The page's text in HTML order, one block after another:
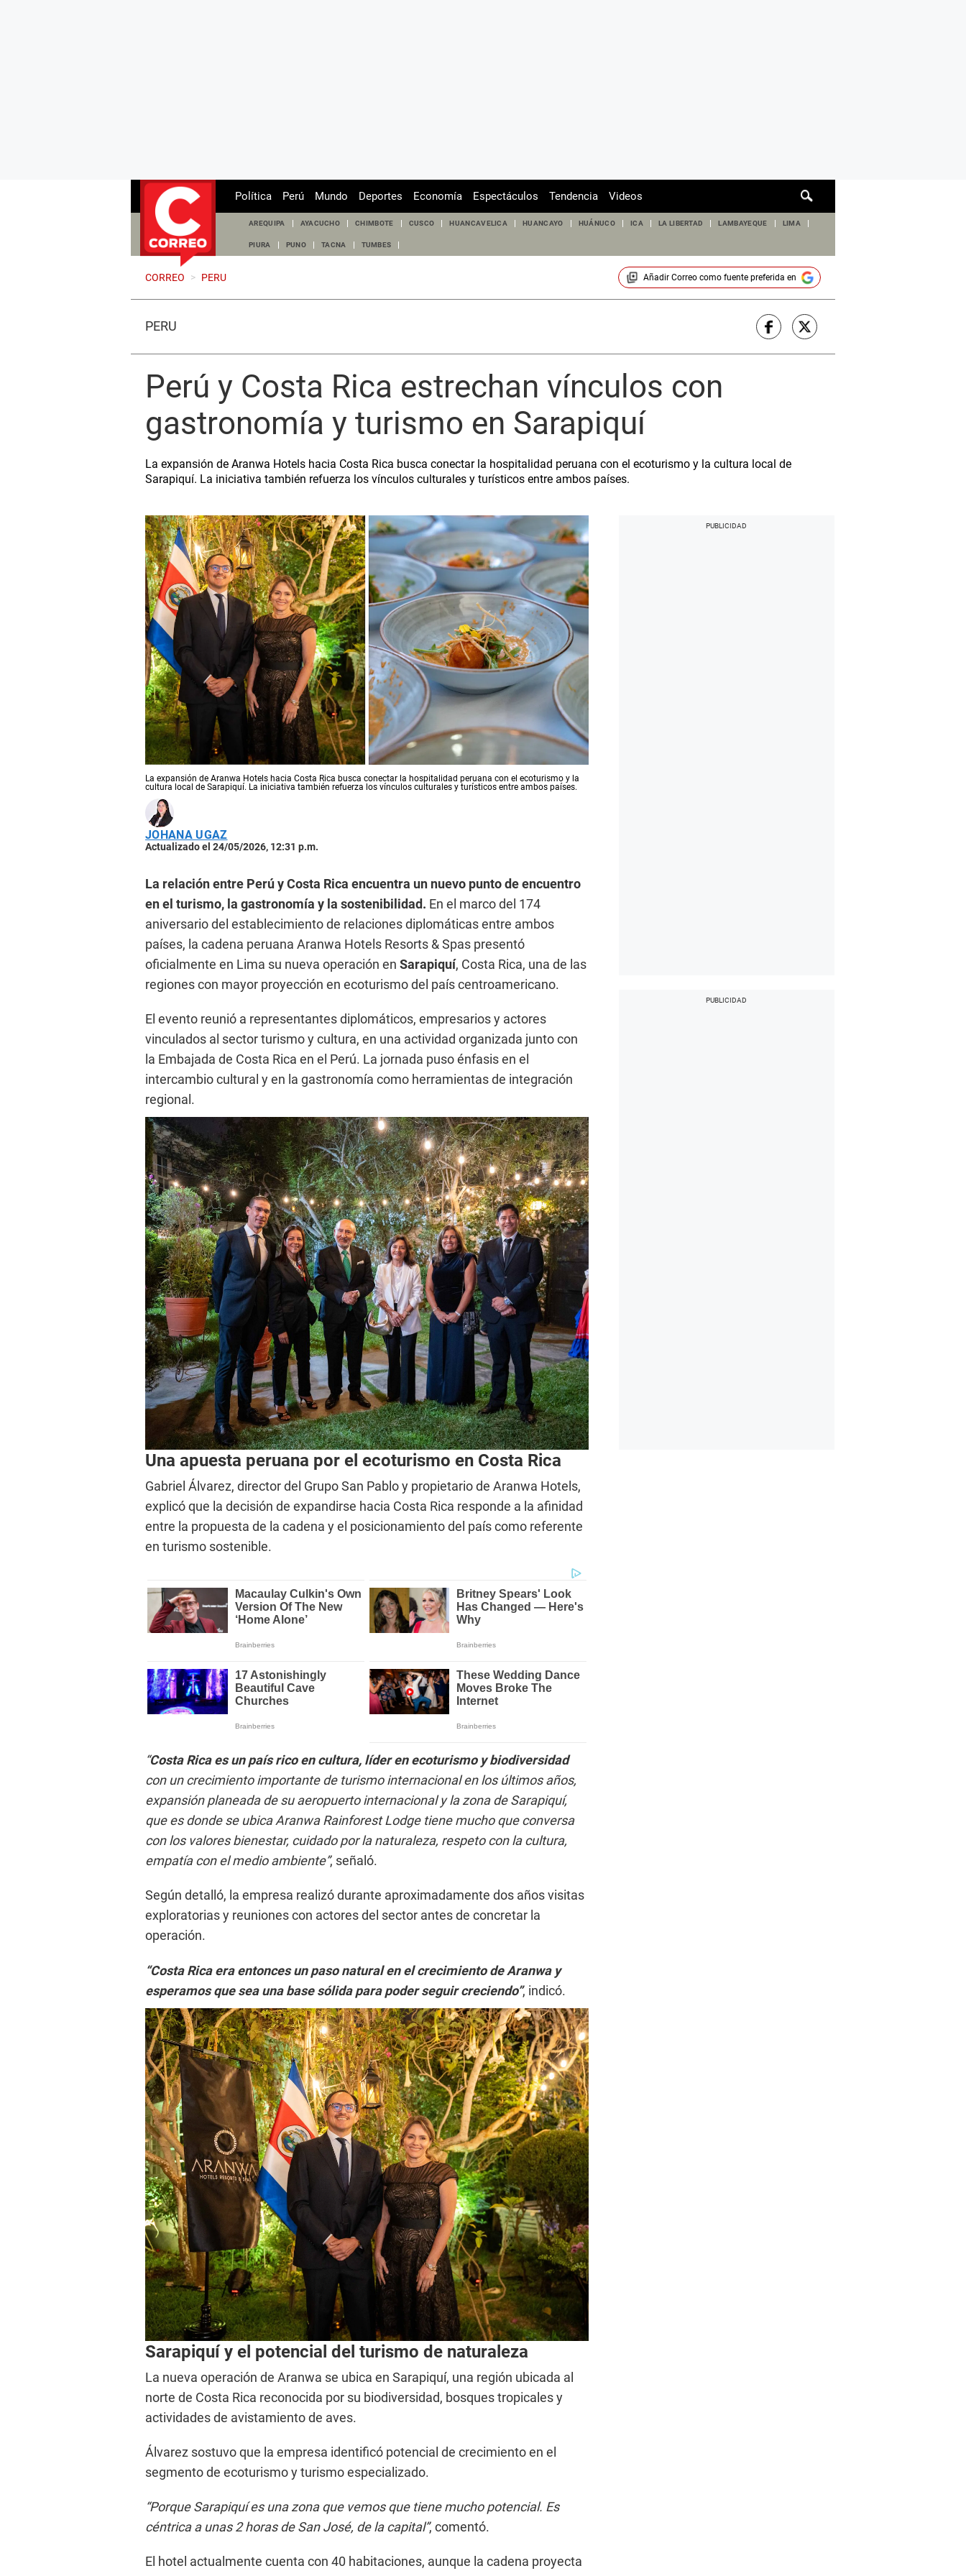
de
Política Perú Mundo Deportes Economía Espectáculos Tendencia Videos
AREQUIPA AYACUCHO CHIMBOTE CUSCO HUANCAVELICA HUANCAYO HUÁNUCO ICA LA LIBERTAD LAMBAYEQUE LIMA
PIURA PUNO TACNA TUMBES
CORREO > PERU Añadir Correocomo fuente preferida en
PERÚ
Perú y Costa Rica estrechan vínculos con
gastronomía y turismo en Sarapiquí
La expansión de Aranwa Hotels hacia Costa Rica busca conectar la hospitalidad peruana con el ecoturismo y la cultura local de
Sarapiquí. La iniciativa también refuerza los vínculos culturales y turísticos entre ambos países.
La expansión de Aranwa Hotels hacia Costa Rica busca conectar la hospitalidad peruana con el ecoturismo y la
cultura local de Sarapiquí. La iniciativa también refuerza los vínculos culturales y turísticos entre ambos países.
JOHANA UGAZ
Actualizado el 24/05/2026, 12:31 p.m.
La relación entre Perú y Costa Rica encuentra un nuevo punto de encuentro
en el turismo, la gastronomía y la sostenibilidad. En el marco del 174
aniversario del establecimiento de relaciones diplomáticas entre ambos
países, la cadena peruana Aranwa Hotels Resorts & Spas presentó
oficialmente en Lima su nueva operación en Sarapiquí, Costa Rica, una de las
regiones con mayor proyección en ecoturismo del país centroamericano.
El evento reunió a representantes diplomáticos, empresarios y actores
vinculados al sector turismo y cultura, en una actividad organizada junto con
la Embajada de Costa Rica en el Perú. La jornada puso énfasis en el
intercambio cultural y en la gastronomía como herramientas de integración
regional.
Una apuesta peruana por el ecoturismo en Costa Rica
Gabriel Álvarez, director del Grupo San Pablo y propietario de Aranwa Hotels,
explicó que la decisión de expandirse hacia Costa Rica responde a la afinidad
entre la propuesta de la cadena y el posicionamiento del país como referente
en turismo sostenible.
“Costa Rica es un país rico en cultura, líder en ecoturismo y biodiversidad
con un crecimiento importante de turismo internacional en los últimos años,
expansión planeada de su aeropuerto internacional y la zona de Sarapiquí,
que es donde se ubica Aranwa Rainforest Lodge tiene mucho que conversa
con los valores bienestar, cuidado por la naturaleza, respeto con la cultura,
empatía con el medio ambiente”, señaló.
Según detalló, la empresa realizó durante aproximadamente dos años visitas
exploratorias y reuniones con actores del sector antes de concretar la
operación.
“Costa Rica era entonces un paso natural en el crecimiento de Aranwa y
esperamos que sea una base sólida para poder seguir creciendo”, indicó.
Sarapiquí y el potencial del turismo de naturaleza
La nueva operación de Aranwa se ubica en Sarapiquí, una región ubicada al
norte de Costa Rica reconocida por su biodiversidad, bosques tropicales y
actividades de avistamiento de aves.
Álvarez sostuvo que la empresa identificó potencial de crecimiento en el
segmento de ecoturismo y turismo especializado.
“Porque Sarapiquí es una zona que vemos que tiene mucho potencial. Es
céntrica a unas 2 horas de San José, de la capital”, comentó.
El hotel actualmente cuenta con 40 habitaciones, aunque la cadena proyecta